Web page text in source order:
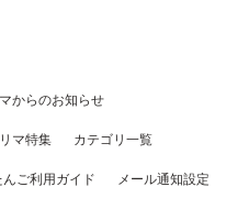
からのお知らせ
マ特集 カテゴリ一覧
んご利用ガイド メール通知設定